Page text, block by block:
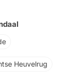
Heuvelrug